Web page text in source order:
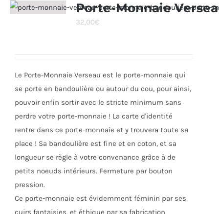
Porte-Monnaie
32,00€
Le Porte-Monnaie Verseau est le porte-monnaie qui
se porte en bandoulière ou autour du cou, pour ainsi,
pouvoir enfin sortir avec le stricte minimum sans
perdre votre porte-monnaie ! La carte d'identité
rentre dans ce porte-monnaie et y trouvera toute sa
place ! Sa bandoulière est fine et en coton, et sa
longueur se règle à votre convenance grâce à de
petits noeuds intérieurs. Fermeture par bouton
pression.
Ce porte-monnaie est évidemment féminin par ses
cuirs fantaisies, et éthique par sa fabrication